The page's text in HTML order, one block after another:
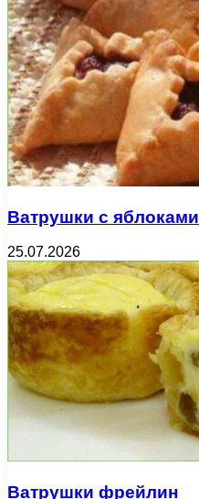
Ватрушки с яблоками
25.07.2026
Ватрушки фрейлин